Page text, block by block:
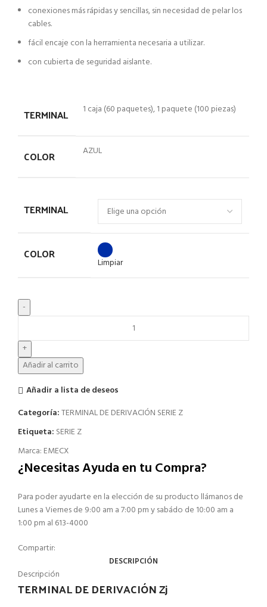
conexiones más rápidas y sencillas, sin necesidad de pelar los
cables.
fácil encaje con la herramienta necesaria a utilizar.
con cubierta de seguridad aislante.
TERMINAL 1 caja (60 paquetes), 1 paquete (100 piezas)
COLOR AZUL
TERMINAL
COLOR
Limpiar
Añadir al carrito
Añadir a lista de deseos
Categoría:TERMINAL DE DERIVACIÓN SERIE Z
Etiqueta: SERIE Z
Marca: EMECX
¿Necesitas Ayuda en tu Compra?
Para poder ayudarte en la elección de su producto llámanos de
Lunes a Viernes de 9:00 am a 7:00 pm y sabádo de 10:00 am a
1:00 pm al 613-4000
Compartir:
DESCRIPCIÓN
Descripción
TERMINAL DE DERIVACIÓN Zj